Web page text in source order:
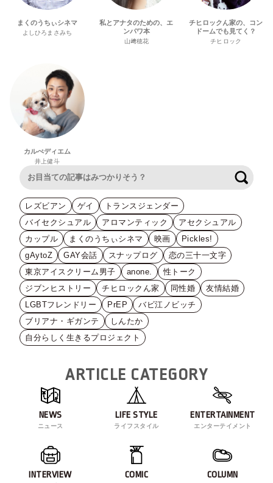
まくのうちぃシネマ
よしひろまさみち
私とアナタのための、エ
ンパワ本
山﨑穂花
チヒロックん家の、コン
ドームでも見てく？
チヒロック
カルぺディエム
井上健斗
レズビアン ゲイ
トランスジェンダー
バイセクシュアル
アロマンティック
アセクシュアル
カップル
まくのうちぃシネマ 映画
Pickles!
gAytoZ
GAY会話 スナップログ
恋の三十一文字
東京アイスクリーム男子
anone.
性トーク
ジブンヒストリー
チヒロックん家 同性婚
友情結婚
LGBTフレンドリー
PrEP
バビ江ノビッチ
ブリアナ・ギガンテ
しんたか
自分らしく生きるプロジェクト
ARTICLE CATEGORY
NEWS
ニュース
LIFE STYLE
ライフスタイル
ENTERTAINMENT
エンターテイメント
INTERVIEW COMIC COLUMN